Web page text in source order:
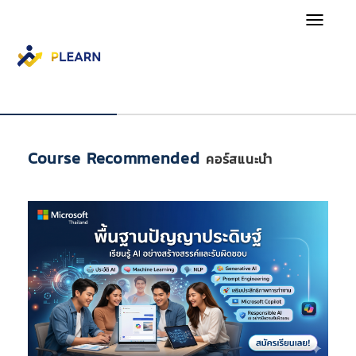
MENU
Course Recommended คอร์สแนะนำ